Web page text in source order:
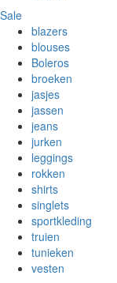
Sale
blazers
blouses
Boleros
broeken
jasjes
jassen
jeans
jurken
leggings
rokken
shirts
singlets
sportkleding
truien
tunieken
vesten